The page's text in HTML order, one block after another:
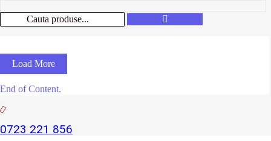
Load More
End of Content.
0723 221 856